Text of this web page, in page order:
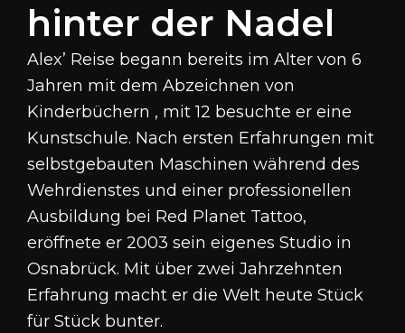
hinter der Nadel
Alex’ Reise begann bereits im Alter von 6
Jahren mit dem Abzeichnen von
Kinderbüchern , mit 12 besuchte er eine
Kunstschule. Nach ersten Erfahrungen mit
selbstgebauten Maschinen während des
Wehrdienstes und einer professionellen
Ausbildung bei Red Planet Tattoo,
eröffnete er 2003 sein eigenes Studio in
Osnabrück. Mit über zwei Jahrzehnten
Erfahrung macht er die Welt heute Stück
für Stück bunter.